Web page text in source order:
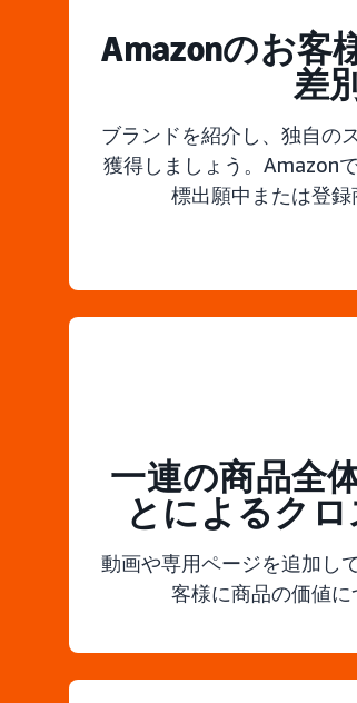
Amazonのお客
差
ブランドを紹介し、独自の
獲得しましょう。Amazon
標出願中または登録
一連の商品全
とによるク
動画や専用ページを追加し
客様に商品の価値に